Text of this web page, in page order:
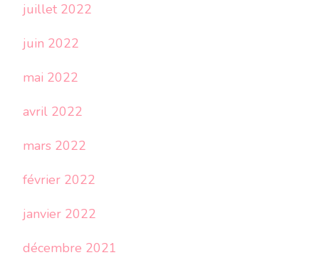
juillet 2022
juin 2022
mai 2022
avril 2022
mars 2022
février 2022
janvier 2022
décembre 2021